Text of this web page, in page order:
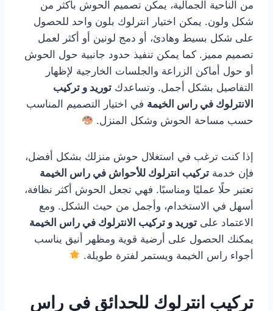
من الناحية الجمالية، يمكن تصميم الحوش بأكثر من
شكل ولون. يمكن اختيار انترلوك بلون واحد للحصول
على شكل بسيط وهادئ، أو دمج لونين أو أكثر لعمل
تصميم مميز. كما يمكن تنفيذ حدود جانبية حول الحوش
أو حول أماكن الزراعة والجلسات الخارجية لإظهار
التفاصيل بشكل أجمل. وتساعدك توريد و تركيب
الانترلوك في راس الخيمة في اختيار التصميم المناسب
حسب مساحة الحوش وشكل المنزل.
إذا كنت ترغب في استغلال حوش منزلك بشكل أفضل،
فإن خدمة تركيب انترلوك للأحواش في راس الخيمة
تعتبر حلًا عمليًا ومناسبًا. فهي تجعل الحوش أكثر نظافة،
أسهل في الاستخدام، وأجمل من حيث الشكل. ومع
الاعتماد على توريد و تركيب الانترلوك في راس الخيمة
يمكنك الحصول على أرضية قوية ومظهر أنيق يناسب
أجواء راس الخيمة ويستمر لفترة طويلة.
تركيب انترلوك للحدائق في راس